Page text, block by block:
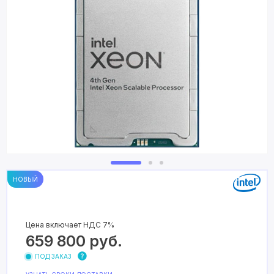
НОВЫЙ
Цена включает НДС 7%
659 800 руб.
ПОД ЗАКАЗ